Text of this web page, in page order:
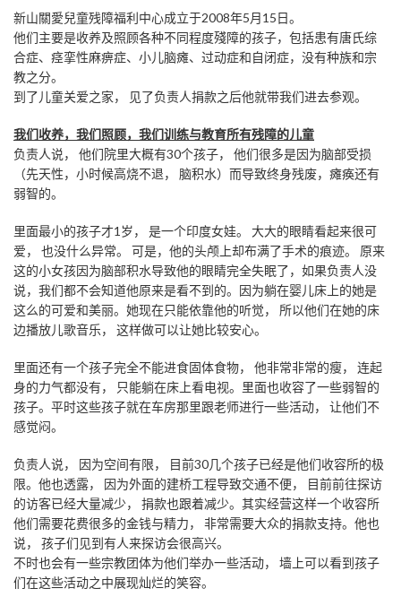
新山關愛兒童残障福利中心成立于2008年5月15日。
他们主要是收养及照顾各种不同程度殘障的孩子，包括患有唐氏综
合症、痉挛性麻痹症、小儿脑瘫、过动症和自闭症，没有种族和宗
教之分。
到了儿童关爱之家， 见了负责人捐款之后他就带我们进去参观。
我们收养，我们照顾，我们训练与教育所有残障的儿童
负责人说， 他们院里大概有30个孩子， 他们很多是因为脑部受损
（先天性，小时候高烧不退， 脑积水）而导致终身残废，瘫痪还有
弱智的。
里面最小的孩子才1岁， 是一个印度女娃。 大大的眼睛看起来很可
爱， 也没什么异常。 可是，他的头颅上却布满了手术的痕迹。 原来
这的小女孩因为脑部积水导致他的眼睛完全失眠了，如果负责人没
说，我们都不会知道他原来是看不到的。因为躺在婴儿床上的她是
这么的可爱和美丽。她现在只能依靠他的听觉， 所以他们在她的床
边播放儿歌音乐， 这样做可以让她比较安心。
里面还有一个孩子完全不能进食固体食物， 他非常非常的瘦， 连起
身的力气都没有， 只能躺在床上看电视。里面也收容了一些弱智的
孩子。平时这些孩子就在车房那里跟老师进行一些活动， 让他们不
感觉闷。
负责人说， 因为空间有限， 目前30几个孩子已经是他们收容所的极
限。他也透露， 因为外面的建桥工程导致交通不便， 目前前往探访
的访客已经大量减少， 捐款也跟着减少。其实经营这样一个收容所
他们需要花费很多的金钱与精力， 非常需要大众的捐款支持。他也
说， 孩子们见到有人来探访会很高兴。
不时也会有一些宗教团体为他们举办一些活动， 墙上可以看到孩子
们在这些活动之中展现灿烂的笑容。